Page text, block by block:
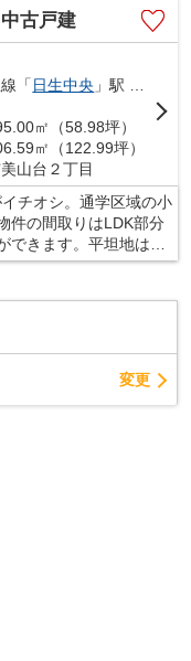
で、お客様のご希望条
はお問い合わせくださ
古戸建
「 日生中央 」駅 徒歩7分
㎡（58.98坪）
㎡（122.99坪）
山台２丁目
チオシ。通学区域の小
件の間取りはLDK部分
きます。平坦地はあ
ょう。川西市について
ご連絡くださいませ。
変更